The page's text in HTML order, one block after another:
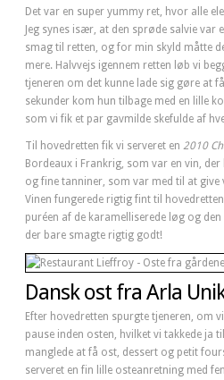
Det var en super yummy ret, hvor alle
Jeg synes især, at den sprøde salvie var
smag til retten, og for min skyld måtte
mere. Halvvejs igennem retten løb vi
tjeneren om det kunne lade sig gøre at
sekunder kom hun tilbage med en lille
som vi fik et par gavmilde skefulde af
Til hovedretten fik vi serveret en 2010
Bordeaux i Frankrig, som var en vin,
og fine tanniner, som var med til at give
Vinen fungerede rigtig fint til
puréen af de karamelliserede løg og den
der bare smagte rigtig godt!
Dansk ost fra Arla
Efter hovedretten spurgte tjeneren, om
pause inden osten, hvilket vi takkede ja
manglede at få ost, dessert og petit
serveret en fin lille osteanretning med